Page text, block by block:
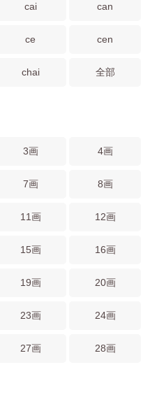
cai can
ce cen
chai 全部
3画 4画
7画 8画
11画 12画
15画 16画
19画 20画
23画 24画
27画 28画